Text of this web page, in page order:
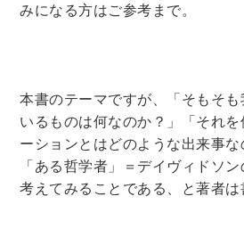
みになる方はご参考まで。
本書のテーマですが、「そもそ
いるものは何なのか？」「それ
ーションとはどのような出来事
「ある哲学者」＝デイヴィドソ
考えてみることである、と著者は